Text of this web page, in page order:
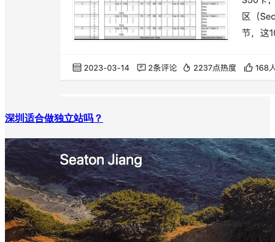
深圳适合做独立站吗？